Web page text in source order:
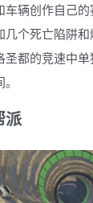
车辆创作自己
几个死亡陷阱
圣都的竞速中
派